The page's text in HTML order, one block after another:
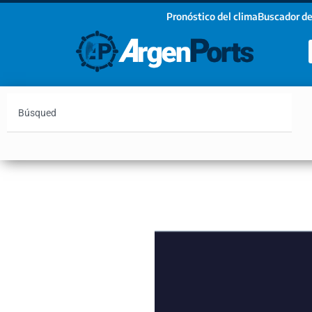
Pronóstico del climaBuscador
¡Sumate a nuestro Newsletter!
Email
Estoy de acuerdo con las condiciones y políticas